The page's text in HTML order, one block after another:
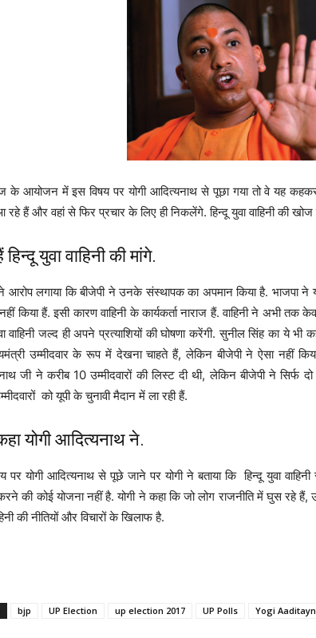
आयोजन में इस विषय पर योगी आदित्यनाथ से पूछा गया तो वे यह कहकर
हैं और वहां से फिर प्रचार के लिए ही निकलेंगे. हिन्दू युवा वाहिनी की
हिन्दू युवा वाहिनी की मांगे.
ने आरोप लगाया कि बीजेपी ने उनके संस्थापक का अपमान किया है. भाजपा
किया हैं. इसी कारण वाहिनी के कार्यकर्ता नाराज हैं. वाहिनी ने अभी तक
वाहिनी जल्द ही अपने प्रत्याशियों की घोषणा करेंगी. सुनील सिंह का ये
उम्मीदवार के रूप में देखना चाहते हैं, लेकिन बीजेपी ने ऐसा नहीं
जी ने करीब 10 उम्मीदवारों की लिस्ट दी थी, लेकिन बीजेपी ने सिर्फ
को यूपी के चुनावी मैदान में ला रही हैं.
योगी आदित्यनाथ ने.
पर योगी आदित्यनाथ से पूछे जाने पर योगी ने बताया कि हिन्दू युवा
की कोई योजना नहीं है. योगी ने कहा कि जो लोग राजनीति में घुस रहे हैं,
की नीतियों और विचारों के खिलाफ है.
bjp UP Election up election 2017 UP Polls Yogi